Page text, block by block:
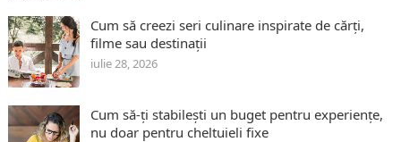
Cum să creezi seri culinare inspirate de cărți,
filme sau destinații
iulie 28, 2026
Cum să-ți stabilești un buget pentru experiențe,
nu doar pentru cheltuieli fixe